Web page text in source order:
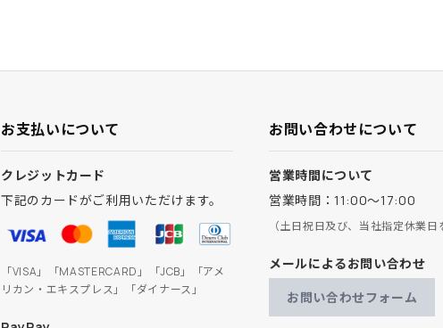
お支払いについて
クレジットカード
下記のカードがご利用いただけます。
「VISA」「MASTERCARD」「JCB」「アメ
リカン・エキスプレス」「ダイナース」
お問い合わせについて
営業時間について
営業時間：11:00～17:00
（土日祝日及び、当社指定休業日
メールによるお問い合わせ
お問い合わせフォーム